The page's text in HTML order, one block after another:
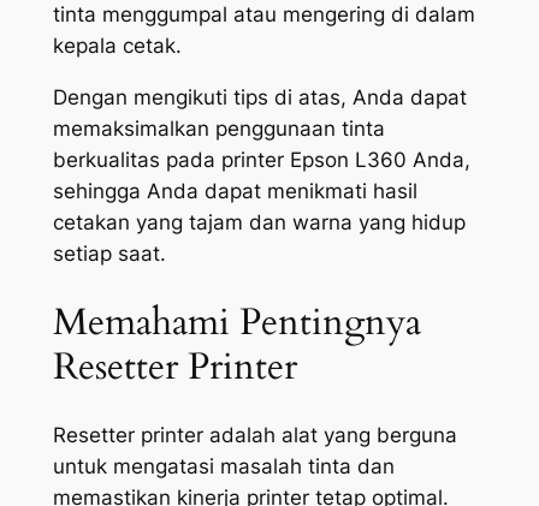
tinta menggumpal atau mengering di dalam
kepala cetak.
Dengan mengikuti tips di atas, Anda dapat
memaksimalkan penggunaan tinta
berkualitas pada printer Epson L360 Anda,
sehingga Anda dapat menikmati hasil
cetakan yang tajam dan warna yang hidup
setiap saat.
Memahami Pentingnya
Resetter Printer
Resetter printer adalah alat yang berguna
untuk mengatasi masalah tinta dan
memastikan kinerja printer tetap optimal.